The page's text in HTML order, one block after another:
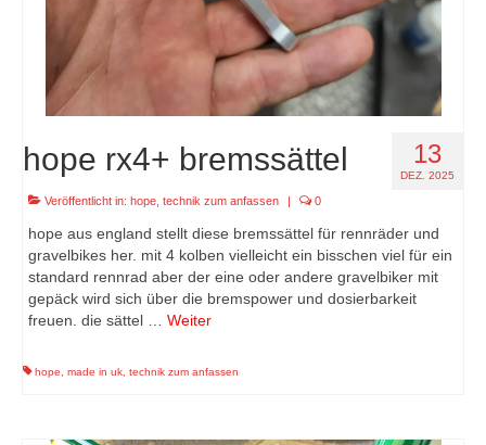
13
DEZ. 2025
hope rx4+ bremssättel
Veröffentlicht in: hope technik zum anfassen | 0
hope aus england stellt diese bremssättel für rennräder und
gravelbikes her. mit 4 kolben vielleicht ein bisschen viel für ein
standard rennrad aber der eine oder andere gravelbiker mit
gepäck wird sich über die bremspower und dosierbarkeit
freuen. die sättel … Weiter
hope made in uk technik zum anfassen